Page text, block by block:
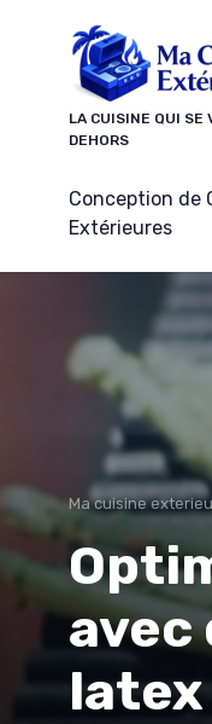
LA CUISINE QUI SE
DEHORS
Conception de
Extérieures
Ma cuisine
avec
latex